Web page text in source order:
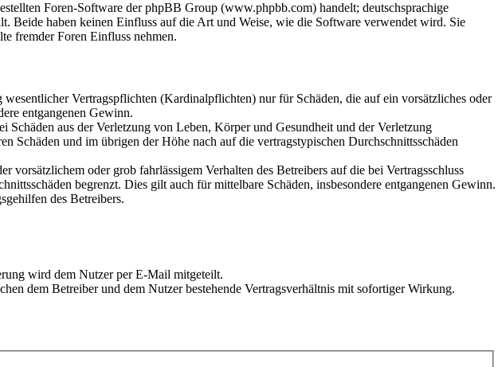
Foren-Software der phpBB Group (www.phpbb.com) handelt; deutschsprachige
Beide haben keinen Einfluss auf die Art und Weise, wie die Software verwendet wird. Sie
fremder Foren Einfluss nehmen.
Vertragspflichten (Kardinalpflichten) nur für Schäden, die auf ein vorsätzliches oder
entgangenen Gewinn.
aus der Verletzung von Leben, Körper und Gesundheit und der Verletzung
Schäden und im übrigen der Höhe nach auf die vertragstypischen Durchschnittsschäden
oder grob fahrlässigem Verhalten des Betreibers auf die bei Vertragsschluss
begrenzt. Dies gilt auch für mittelbare Schäden, insbesondere entgangenen Gewinn.
des Betreibers.
wird dem Nutzer per E-Mail mitgeteilt.
dem Betreiber und dem Nutzer bestehende Vertragsverhältnis mit sofortiger Wirkung.